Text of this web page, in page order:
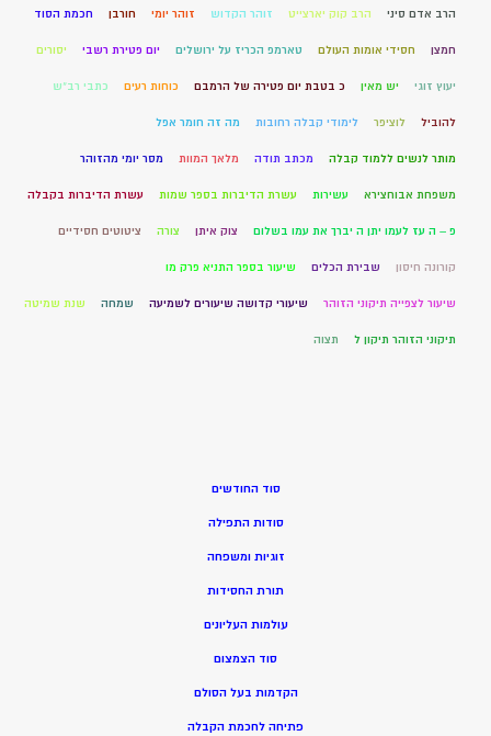
הרב אדם סיני הרב קוק יארצייט זוהר הקדוש זוהר יומי חורבן חכמת הסוד
חמצן חסידי אומות העולם טארמפ הכריז על ירושלים יום פטירת רשבי יסורים
יעוץ זוגי יש מאין כ בטבת יום פטירה של הרמבם כוחות רעים כתבי רב"ש
להוביל לוציפר לימודי קבלה רחובות מה זה חומר אפל
מותר לנשים ללמוד קבלה מכתב תודה מלאך המוות מסר יומי מהזוהר
משפחת אבוחצירא עשירות עשרת הדיברות בספר שמות עשרת הדיברות בקבלה
פ – ה עז לעמו יתן ה יברך את עמו בשלום צוק איתן צורה ציטוטים חסידיים
קורונה חיסון שבירת הכלים שיעור בספר התניא פרק מו
שיעור לצפייה תיקוני הזוהר שיעורי קדושה שיעורים לשמיעה שמחה שנת שמיטה
תיקוני הזוהר תיקון ל תצוה
סוד החודשים
סודות התפילה
זוגיות ומשפחה
תורת החסידות
עולמות העליונים
סוד הצמצום
הקדמות בעל הסולם
פתיחה לחכמת הקבלה